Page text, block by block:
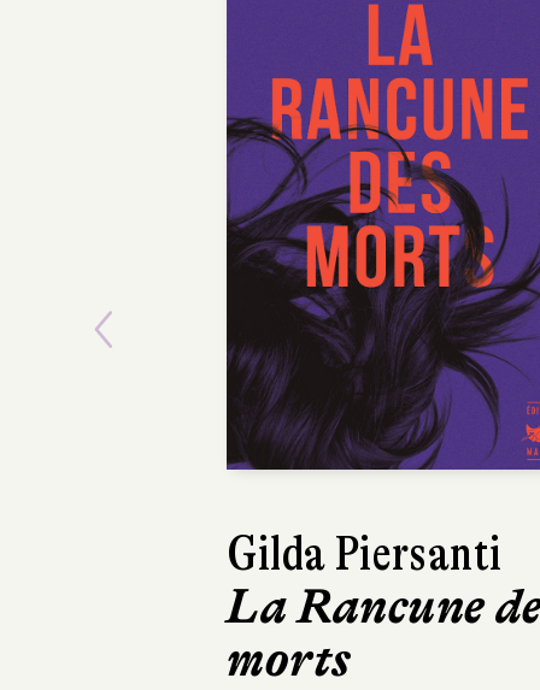
Dinaw Mengestu
Quelqu’un
comme nous
Previous